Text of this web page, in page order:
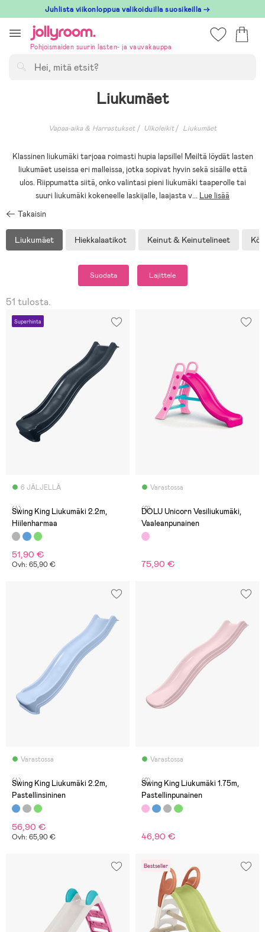
till
innehållet
Juhlista viikonloppua valikoiduilla suosikeilla →
Pohjoismaiden suurin lasten- ja vauvakauppa
Liukumäet
Vapaa-aika & Harrastukset Ulkoleikit Liukumäet
Klassinen liukumäki tarjoaa roimasti hupia lapsille! Meiltä löydät lasten
liukumäet useissa eri malleissa, jotka sopivat hyvin sekä sisälle että
ulos. Riippumatta siitä, onko valintasi pieni liukumäki taaperolle tai
suuri liukumäki kokeneelle laskijalle, laajasta v... Lue lisää
Takaisin
Liukumäet Hiekkalaatikot Keinut & Keinutelineet
Suodata Lajittele
51 tulosta.
Superhinta
6 JÄLJELLÄ
(4)
Swing King Liukumäki 2.2m,
Hiilenharmaa
51,90 €
Ovh: 65,90 €
Varastossa
(2)
DOLU Unicorn Vesiliukumäki,
Vaaleanpunainen
75,90 €
Varastossa
(4)
Swing King Liukumäki 2.2m,
Pastellinsininen
56,90 €
Ovh: 65,90 €
Varastossa
(2)
Swing King Liukumäki 1.75m,
Pastellinpunainen
46,90 €
Bestseller